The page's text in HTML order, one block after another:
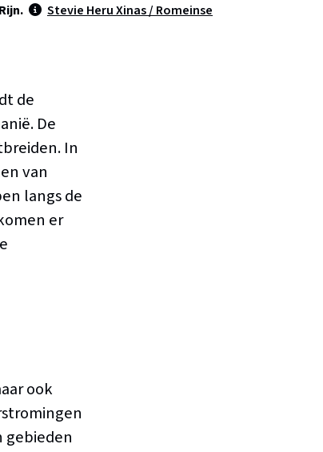
Stevie Heru Xinas / Romeinse
de
De
In
van
langs de
er
ook
gebieden